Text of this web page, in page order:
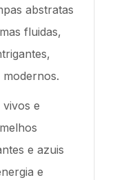
abstratas
fluidas,
vivos e
e azuis
e